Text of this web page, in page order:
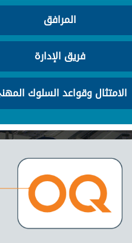
المرافق
فريق الإدارة
الامتثال وقواعد السلوك